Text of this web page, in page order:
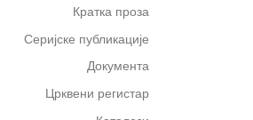
Кратка проза
Серијске публикације
Документа
Црквени регистар